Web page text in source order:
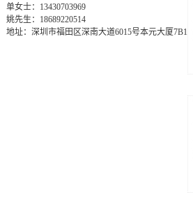
单女士：13430703969
姚先生：18689220514
地址：深圳市福田区深南大道6015号本元大厦7B1